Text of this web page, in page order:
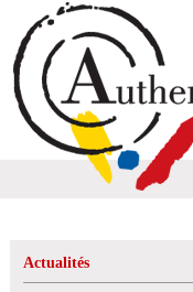
Actualités